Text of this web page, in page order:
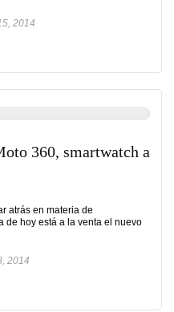
2014
360, smartwatch a
atrás en materia de
de hoy está a la venta el nuevo
2014